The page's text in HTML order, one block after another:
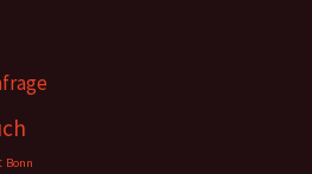
Bonn